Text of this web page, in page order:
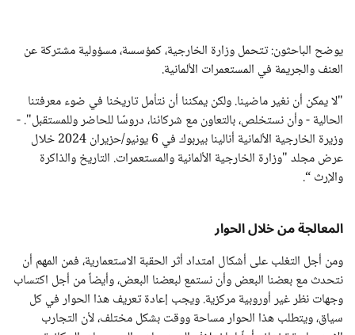
يوضح الباحثون: تتحمل وزارة الخارجية، كمؤسسة، مسؤولية مشتركة عن
العنف والجريمة في المستعمرات الألمانية.
"لا يمكن أن نغير ماضينا. ولكن يمكننا أن نتأمل تاريخنا في ضوء معرفتنا
الحالية - وأن نستخلص، بالتعاون مع شركائنا، دروسًا للحاضر وللمستقبل". -
وزيرة الخارجية الألمانية أنالينا بيربوك في 6 يونيو/حزيران 2024 خلال
عرض مجلد "وزارة الخارجية الألمانية والمستعمرات. التاريخ والذاكرة
والإرث “.
المعالجة من خلال الحوار
ومن أجل التغلب على أشكال امتداد أثر الحقبة الاستعمارية، فمن المهم أن
نتحدث مع بعضنا البعض وأن نستمع لبعضنا البعض، وأيضاً من أجل اكتساب
وجهات نظر غير أوروبية مركزية. ويجب إعادة تعريف هذا الحوار في كل
سياق، ويتطلب هذا الحوار مساحة ووقت بشكل مختلف، لأن التجارب